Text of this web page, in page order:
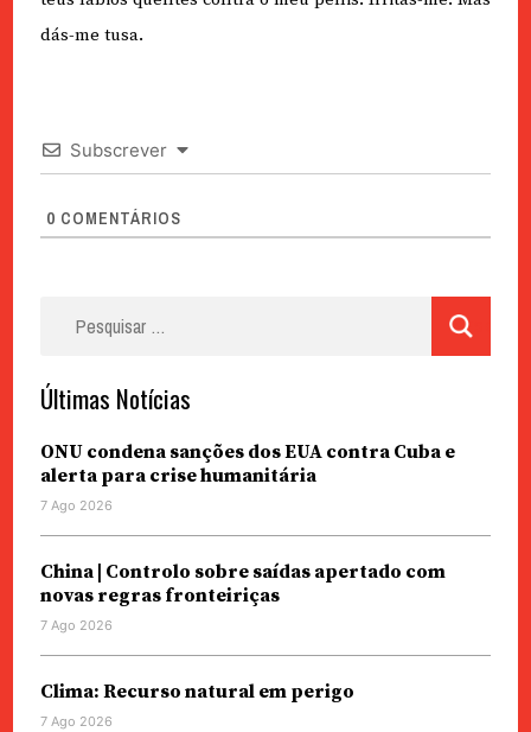
dás-me tusa.
Subscrever
0 COMENTÁRIOS
Últimas Notícias
ONU condena sanções dos EUA contra Cuba e
alerta para crise humanitária
7 Ago 2026
China | Controlo sobre saídas apertado com
novas regras fronteiriças
7 Ago 2026
Clima: Recurso natural em perigo
7 Ago 2026